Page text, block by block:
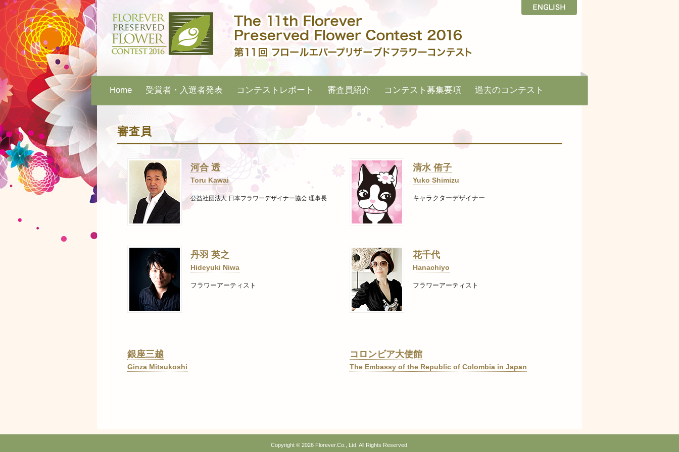
Home 受賞者・入選者発表 コンテストレポート 審査員紹介 コンテスト募集要項 過去のコンテスト
審査員
河合 透
Toru Kawai
公益社団法人 日本フラワーデザイナー協会 理事長
清水 侑子
Yuko Shimizu
キャラクターデザイナー
丹羽 英之
Hideyuki Niwa
フラワーアーティスト
花千代
Hanachiyo
フラワーアーティスト
銀座三越
Ginza Mitsukoshi
コロンビア大使館
The Embassy of the Republic of Colombia in Japan
Copyright © 2026 Florever.Co., Ltd. All Rights Reserved.